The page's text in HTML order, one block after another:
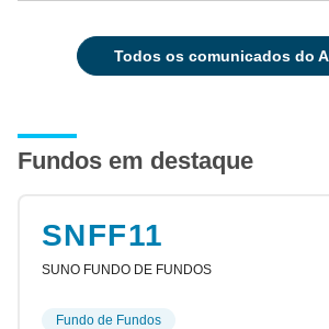
todos os comunicados do
Fundos em destaque
SNFF11
SUNO FUNDO DE FUNDOS
Fundo de Fundos